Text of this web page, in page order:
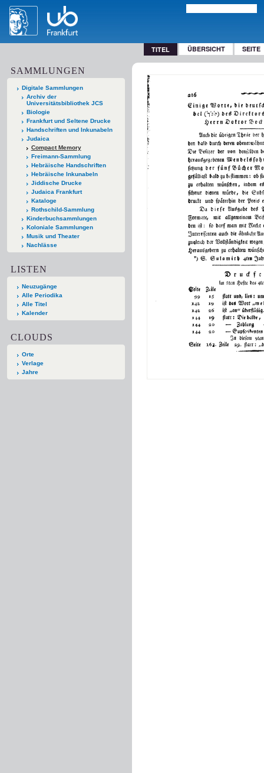
TITEL ÜBERSICHT SEITE
SAMMLUNGEN
Digitale Sammlungen
Archiv der
Universitätsbibliothek JCS
Biologie
Frankfurt und Seltene Drucke
Handschriften und Inkunabeln
Judaica
Compact Memory
Freimann-Sammlung
Hebräische Handschriften
Hebräische Inkunabeln
Jiddische Drucke
Judaica Frankfurt
Kataloge
Rothschild-Sammlung
Kinderbuchsammlungen
Koloniale Sammlungen
Musik und Theater
Nachlässe
LISTEN
Neuzugänge
Alle Periodika
Alle Titel
Kalender
CLOUDS
Orte
Verlage
Jahre